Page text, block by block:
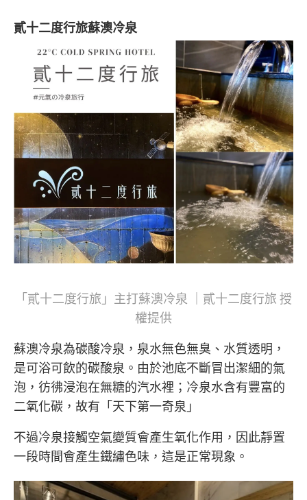
貳十二度行旅蘇澳冷泉
「貳十二度行旅」主打蘇澳冷泉 ｜貳十二度行旅 授
權提供
蘇澳冷泉為碳酸冷泉，泉水無色無臭、水質透明，
是可浴可飲的碳酸泉。由於池底不斷冒出潔細的氣
泡，彷彿浸泡在無糖的汽水裡；冷泉水含有豐富的
二氧化碳，故有「天下第一奇泉」
不過冷泉接觸空氣變質會產生氧化作用，因此靜置
一段時間會產生鐵繡色味，這是正常現象。